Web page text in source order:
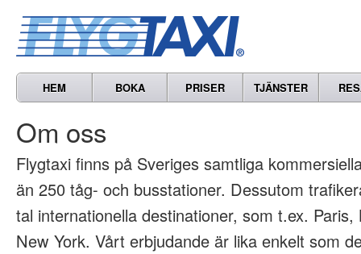
HEM BOKA PRISER TJÄNSTER
Om oss
Flygtaxi finns på Sveriges samtliga
än 250 tåg- och busstationer. Dessutom
tal internationella destinationer, som t.ex.
New York. Vårt erbjudande är lika enkelt som